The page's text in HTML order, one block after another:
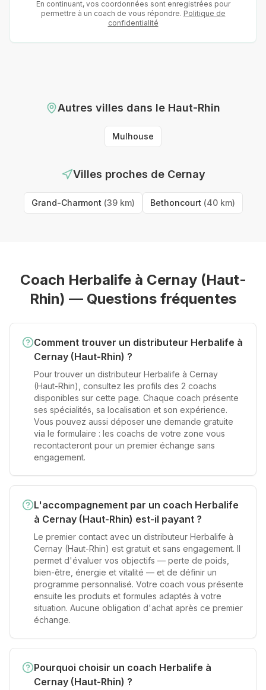
En continuant, vos coordonnées sont enregistrées pour
permettre à un coach de vous répondre. Politique de
confidentialité
Autres villes dans le Haut-Rhin
Mulhouse
Villes proches de Cernay
Grand-Charmont (39km) Bethoncourt (40km)
Coach Herbalife à Cernay (Haut-
Rhin) — Questions fréquentes
Comment trouver un distributeur Herbalife à
Cernay (Haut-Rhin) ?
Pour trouver un distributeur Herbalife à Cernay
(Haut-Rhin), consultez les profils des 2 coachs
disponibles sur cette page. Chaque coach présente
ses spécialités, sa localisation et son expérience.
Vous pouvez aussi déposer une demande gratuite
via le formulaire : les coachs de votre zone vous
recontacteront pour un premier échange sans
engagement.
L'accompagnement par un coach Herbalife
à Cernay (Haut-Rhin) est-il payant ?
Le premier contact avec un distributeur Herbalife à
Cernay (Haut-Rhin) est gratuit et sans engagement. Il
permet d'évaluer vos objectifs — perte de poids,
bien-être, énergie et vitalité — et de définir un
programme personnalisé. Votre coach vous présente
ensuite les produits et formules adaptés à votre
situation. Aucune obligation d'achat après ce premier
échange.
Pourquoi choisir un coach Herbalife à
Cernay (Haut-Rhin) ?